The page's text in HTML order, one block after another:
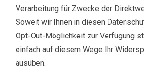
Verarbeitung für Zwecke der
Soweit wir Ihnen in diesen
Opt-Out-Möglichkeit zur Verfügung
einfach auf diesem Wege Ihr
ausüben.